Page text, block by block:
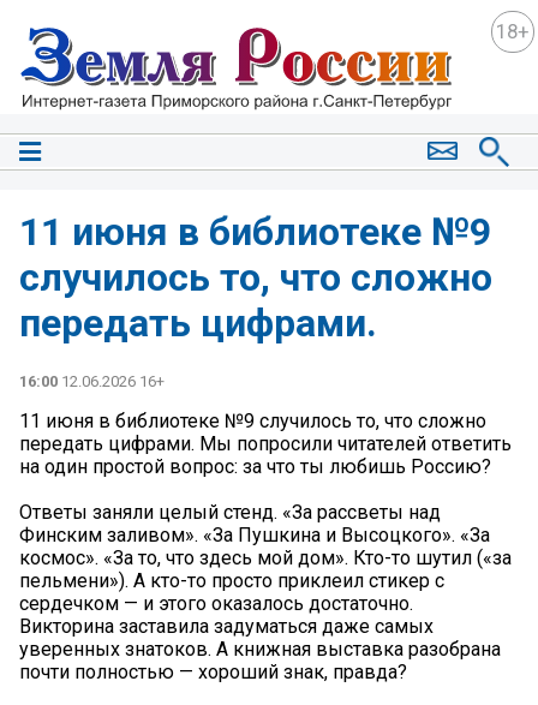
18+
11 июня в библиотеке №9
случилось то, что сложно
передать цифрами.
16:00 12.06.2026 16+
11 июня в библиотеке №9 случилось то, что сложно
передать цифрами. Мы попросили читателей ответить
на один простой вопрос: за что ты любишь Россию?
Ответы заняли целый стенд. «За рассветы над
Финским заливом». «За Пушкина и Высоцкого». «За
космос». «За то, что здесь мой дом». Кто-то шутил («за
пельмени»). А кто-то просто приклеил стикер с
сердечком — и этого оказалось достаточно.
Викторина заставила задуматься даже самых
уверенных знатоков. А книжная выставка разобрана
почти полностью — хороший знак, правда?